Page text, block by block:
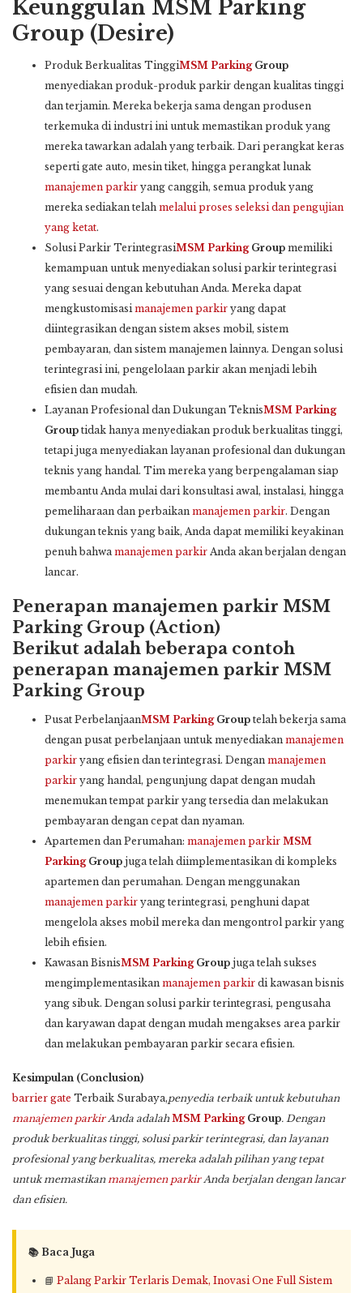
Keunggulan MSM Parking
Group (Desire)
Produk Berkualitas TinggiMSM ParkingGroup
menyediakan produk-produk parkir dengan kualitas tinggi
dan terjamin. Mereka bekerja sama dengan produsen
terkemuka di industri ini untuk memastikan produk yang
mereka tawarkan adalah yang terbaik. Dari perangkat keras
seperti gate auto, mesin tiket, hingga perangkat lunak
manajemen parkir yang canggih, semua produk yang
mereka sediakan telah melalui proses seleksi dan pengujian
yang ketat.
Solusi Parkir TerintegrasiMSM ParkingGroup memiliki
kemampuan untuk menyediakan solusi parkir terintegrasi
yang sesuai dengan kebutuhan Anda. Mereka dapat
mengkustomisasimanajemen parkir yang dapat
diintegrasikan dengan sistem akses mobil, sistem
pembayaran, dan sistem manajemen lainnya. Dengan solusi
terintegrasi ini, pengelolaan parkir akan menjadi lebih
efisien dan mudah.
Layanan Profesional dan Dukungan TeknisMSM Parking
Group tidak hanya menyediakan produk berkualitas tinggi,
tetapi juga menyediakan layanan profesional dan dukungan
teknis yang handal. Tim mereka yang berpengalaman siap
membantu Anda mulai dari konsultasi awal, instalasi, hingga
pemeliharaan dan perbaikan manajemen parkir. Dengan
dukungan teknis yang baik, Anda dapat memiliki keyakinan
penuh bahwamanajemen parkir Anda akan berjalan dengan
lancar.
Penerapan manajemen parkir MSM
Parking Group (Action)
Berikut adalah beberapa contoh
penerapan manajemen parkir MSM
Parking Group
Pusat PerbelanjaanMSM ParkingGroup telah bekerja sama
dengan pusat perbelanjaan untuk menyediakan manajemen
parkir yang efisien dan terintegrasi. Dengan manajemen
parkir yang handal, pengunjung dapat dengan mudah
menemukan tempat parkir yang tersedia dan melakukan
pembayaran dengan cepat dan nyaman.
Apartemen dan Perumahan: manajemen parkir MSM
ParkingGroup juga telah diimplementasikan di kompleks
apartemen dan perumahan. Dengan menggunakan
manajemen parkir yang terintegrasi, penghuni dapat
mengelola akses mobil mereka dan mengontrol parkir yang
lebih efisien.
Kawasan BisnisMSM ParkingGroup juga telah sukses
mengimplementasikan manajemen parkir di kawasan bisnis
yang sibuk. Dengan solusi parkir terintegrasi, pengusaha
dan karyawan dapat dengan mudah mengakses area parkir
dan melakukan pembayaran parkir secara efisien.
Kesimpulan (Conclusion)
barrier gate Terbaik Surabaya,penyedia terbaik untuk kebutuhan
manajemen parkirAnda adalah MSM ParkingGroup. Dengan
produk berkualitas tinggi, solusi parkir terintegrasi, dan layanan
profesional yang berkualitas, mereka adalah pilihan yang tepat
untuk memastikanmanajemen parkirAnda berjalan dengan lancar
dan efisien.
📚 Baca Juga
📘 Palang Parkir Terlaris Demak, Inovasi One Full Sistem